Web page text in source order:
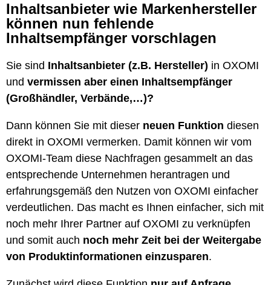
Inhaltsanbieter wie Markenhersteller
können nun fehlende
Inhaltsempfänger vorschlagen
Sie sind Inhaltsanbieter (z.B. Hersteller) in OXOMI
und vermissen aber einen Inhaltsempfänger
(Großhändler, Verbände,…)?
Dann können Sie mit dieser neuen Funktion diesen
direkt in OXOMI vermerken. Damit können wir vom
OXOMI-Team diese Nachfragen gesammelt an das
entsprechende Unternehmen herantragen und
erfahrungsgemäß den Nutzen von OXOMI einfacher
verdeutlichen. Das macht es Ihnen einfacher, sich mit
noch mehr Ihrer Partner auf OXOMI zu verknüpfen
und somit auch noch mehr Zeit bei der Weitergabe
von Produktinformationen einzusparen.